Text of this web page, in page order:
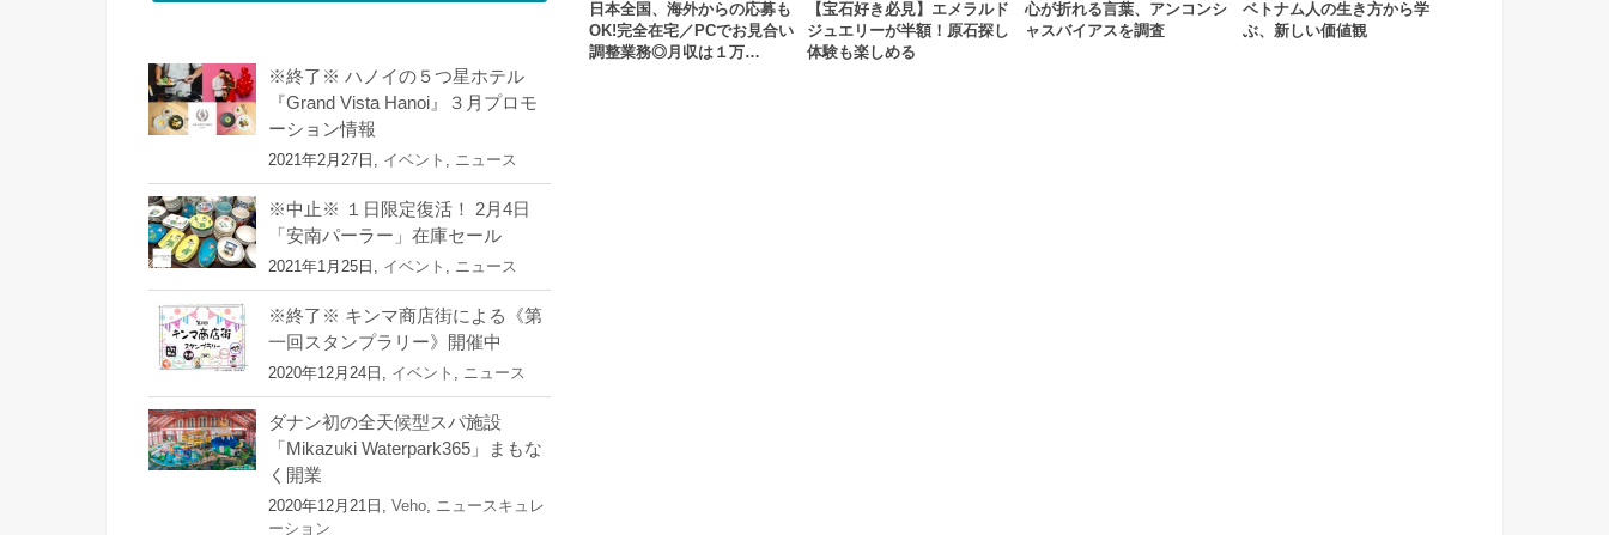
日本全国、海外からの応募も
OK!完全在宅／PCでお見合い
調整業務◎月収は１万…
【宝石好き必見】エメラルド
ジュエリーが半額！原石探し
体験も楽しめる
心が折れる言葉、アンコンシ
ャスバイアスを調査
ベトナム人の生き方から学
ぶ、新しい価値観
※終了※ ハノイの５つ星ホテル
『Grand Vista Hanoi』３月プロモ
ーション情報
2021年2月27日, イベント ニュース
※中止※ １日限定復活！ 2月4日
「安南パーラー」在庫セール
2021年1月25日, イベント ニュース
※終了※ キンマ商店街による《第
一回スタンプラリー》開催中
2020年12月24日, イベント ニュース
ダナン初の全天候型スパ施設
「Mikazuki Waterpark365」まもな
く開業
2020年12月21日, Veho
ニュースキュレ
ーション